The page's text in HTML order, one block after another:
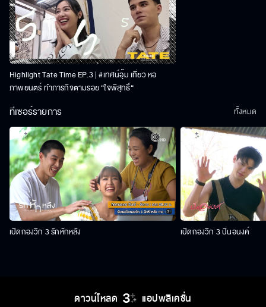
Highlight Tate Time EP.3 | #เทศน์อุ้ม เที่ยว หอ
ภาพยนตร์ ทำภารกิจตามรอย “ใจพิสุทธิ์“
ทีเซอร์รายการ
เปิดกองวิก 3 รักหักหลัง เปิดกองวิก 3 ปิ่นอนงค์
ทั้งหมด
ดาวน์โหลด แอปพลิเคชั่น